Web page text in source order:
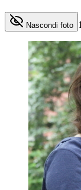
Nascondi foto